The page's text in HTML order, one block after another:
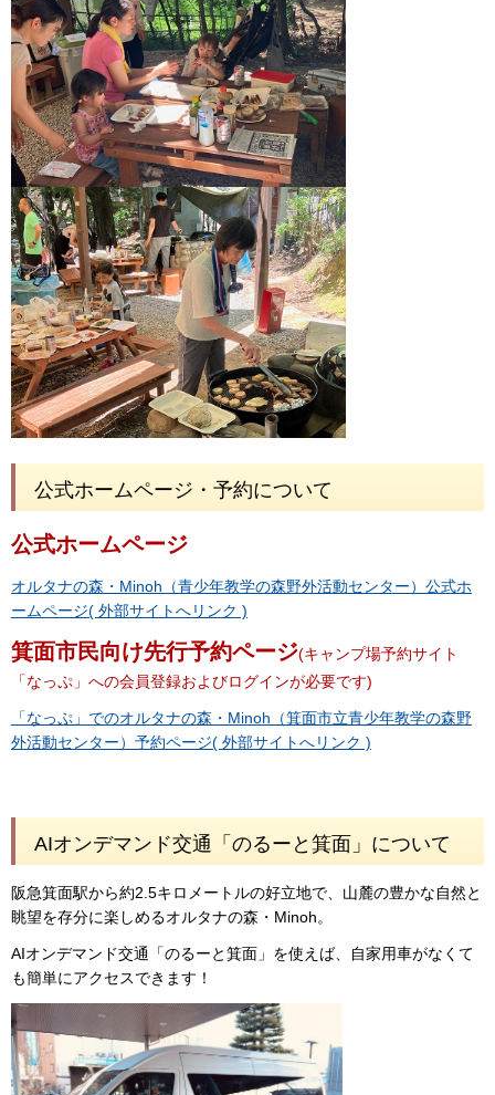
公式ホームページ・予約について
公式ホームページ
オルタナの森・Minoh（青少年教学の森野外活動センター）公式ホ
ームページ( 外部サイトへリンク )
箕面市民向け先行予約ページ(キャンプ場予約サイト
「なっぷ」への会員登録およびログインが必要です)
「なっぷ」でのオルタナの森・Minoh（箕面市立青少年教学の森野
外活動センター）予約ページ( 外部サイトへリンク )
AIオンデマンド交通「のるーと箕面」について
阪急箕面駅から約2.5キロメートルの好立地で、山麓の豊かな自然と
眺望を存分に楽しめるオルタナの森・Minoh。
AIオンデマンド交通「のるーと箕面」を使えば、自家用車がなくて
も簡単にアクセスできます！